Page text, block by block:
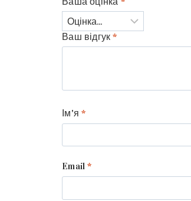
Ваш відгук*
Ім'я*
Email*